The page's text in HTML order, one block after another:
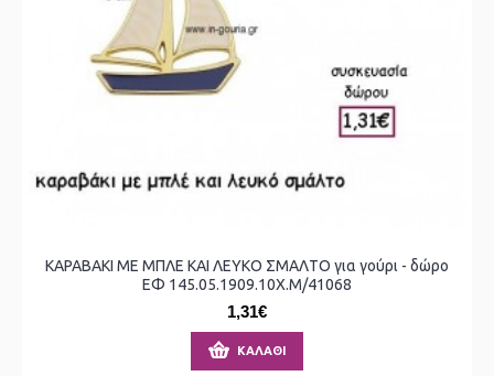
ΚΑΡΑΒΑΚΙ ΜΕ ΜΠΛΕ ΚΑΙ ΛΕΥΚΟ ΣΜΑΛΤΟ για γούρι - δώρο
ΕΦ 145.05.1909.10Χ.Μ/41068
1,31€
ΚΑΛΆΘΙ